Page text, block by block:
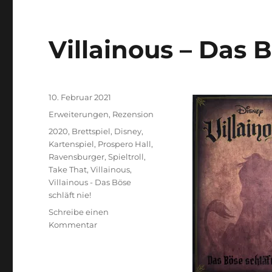
Villainous – Das
Veröffentlicht
am
10. Februar 2021
Kategorien
Erweiterungen, Rezension
Schlagwörter
2020, Brettspiel, Disney,
Kartenspiel, Prospero Hall,
Ravensburger,Spieltroll,
Take That,Villainous,
Villainous - Das Böse
schläft nie!
Schreibe einen
Kommentarzu